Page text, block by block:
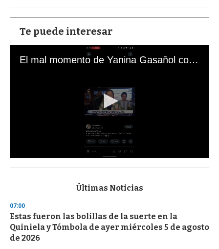
Te puede interesar
El mal momento de Yanina Gasañol con un hincha argentino en "Subrayado"
s
d
s
o
f
3
Últimas Noticias
07:00
Estas fueron las bolillas de la suerte en la
Quiniela y Tómbola de ayer miércoles 5 de agosto
de 2026